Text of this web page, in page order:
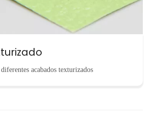
acabados texturizados